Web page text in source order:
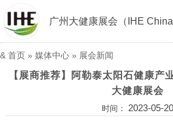
广州大健康展会（IHE China
& 首页 » 媒体中心 » 展会新闻
【展商推荐】阿勒泰太阳石健康产
大健康展会
时间： 2023-05-20